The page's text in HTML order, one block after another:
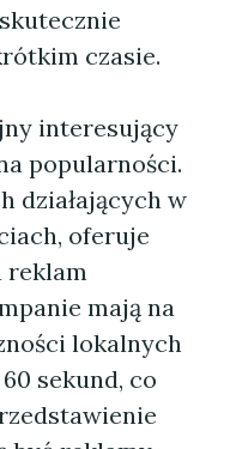
czasie.
interesujący
popularności.
działających w
oferuje
reklam
mają na
lokalnych
sekund, co